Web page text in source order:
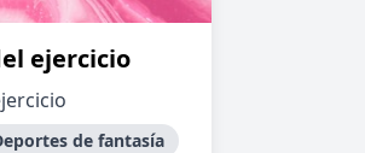
ejercicio
de fantasía